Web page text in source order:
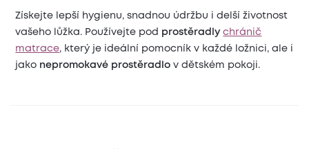
Získejte lepší hygienu, snadnou údržbu i delší životnost
vašeho lůžka. Používejte pod
prostěradly chránič
matrace, který je ideální pomocník v každé ložnici, ale i
jako nepromokavé prostěradlo v dětském pokoji.